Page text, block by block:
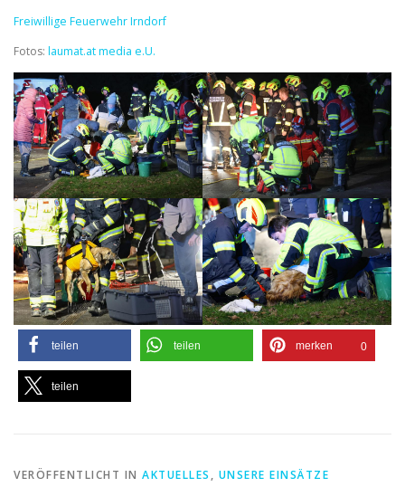
Freiwillige Feuerwehr Irndorf
Fotos: laumat.at media e.U.
teilen teilen merken 0
teilen
VERÖFFENTLICHT IN AKTUELLES , UNSERE EINSÄTZE